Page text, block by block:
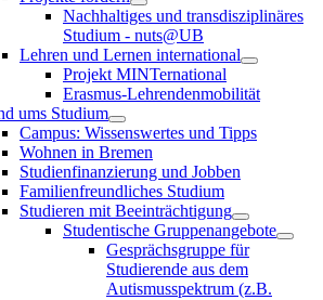
Nachhaltiges und transdisziplinäres
Studium - nuts@UB
Lehren und Lernen international
Projekt MINTernational
Erasmus-Lehrendenmobilität
ums Studium
Campus: Wissenswertes und Tipps
Wohnen in Bremen
Studienfinanzierung und Jobben
Familienfreundliches Studium
Studieren mit Beeinträchtigung
Studentische Gruppenangebote
Gesprächsgruppe für
Studierende aus dem
Autismusspektrum (z.B.